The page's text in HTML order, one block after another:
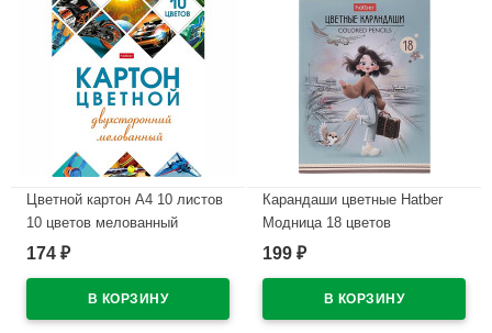
Цветной картон А4 10 листов
10 цветов мелованный
двухсторонний Hatber
арт.10Кц4_25049
174 ₽
Карандаши цветные Hatber
Модница 18 цветов
заточенные трехгранные
199 ₽